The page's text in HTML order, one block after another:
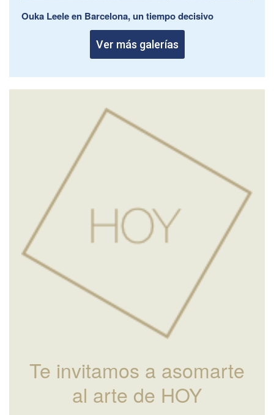
Ouka Leele en Barcelona, un tiempo decisivo
Ver más galerías
Te invitamos a asomarte
al arte de HOY